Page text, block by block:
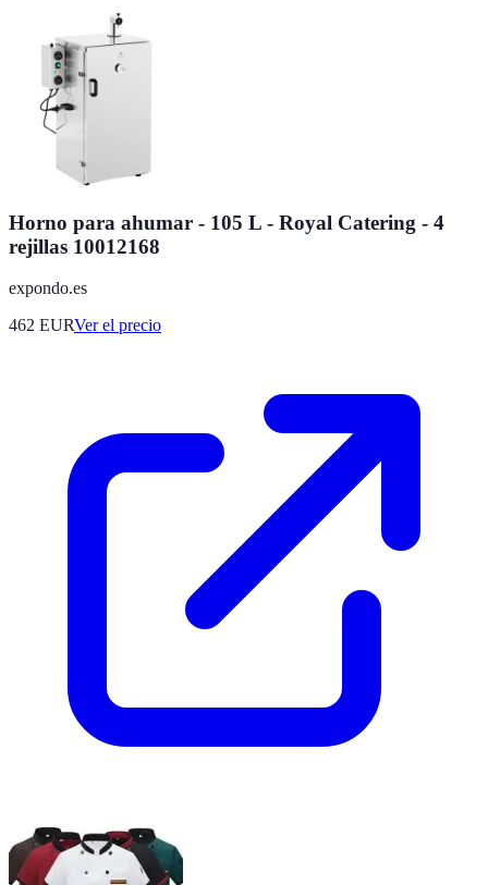
Horno para ahumar - 105 L - Royal Catering - 4
rejillas 10012168
expondo.es
462 EURVer el precio